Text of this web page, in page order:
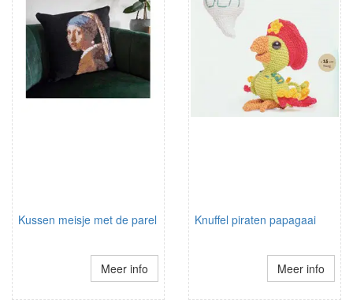
Kussen meisje met de parel
Meer info
Knuffel piraten papagaai
Meer info